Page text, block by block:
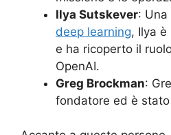
Ilya Sutskever:
deep learning, Ilya
e ha ricoperto il
OpenAI.
Greg Brockman:
fondatore ed è stato